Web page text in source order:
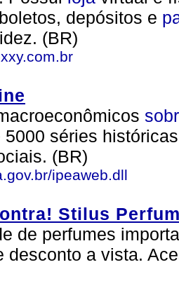
depósitos e
(BR)
5000 séries
(BR)
ipeaweb.dll
Stilus
de perfumes
desconto a vista.